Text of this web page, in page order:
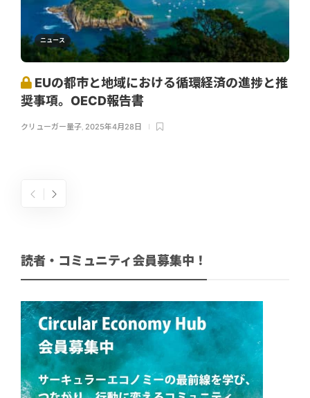
ニュース
EUの都市と地域における循環経済の進捗と推
奨事項。OECD報告書
クリューガー量子, 2025年4月28日
読者・コミュニティ会員募集中！